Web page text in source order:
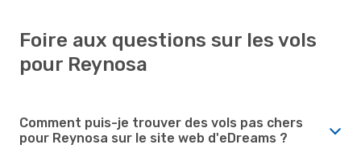
Foire aux questions sur les vols
pour Reynosa
Comment puis-je trouver des vols pas chers
pour Reynosa sur le site web d'eDreams ?